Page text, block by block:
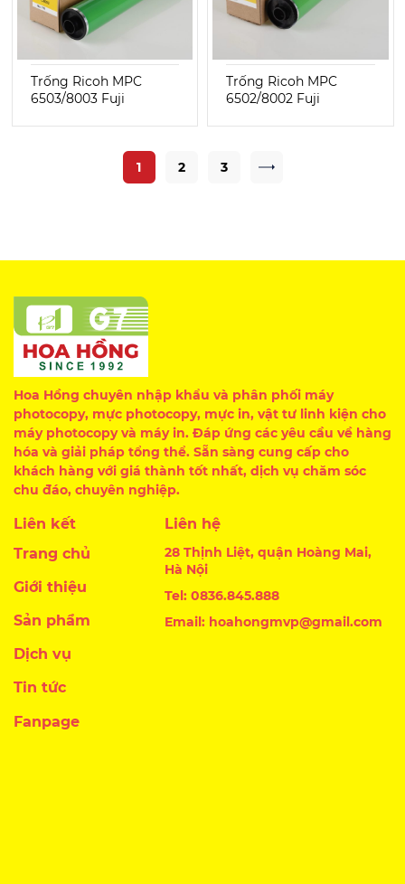
Trống Ricoh MPC
6503/8003 Fuji
Trống Ricoh MPC
6502/8002 Fuji
1 2 3
Hoa Hồng chuyên nhập khẩu và phân phối máy
photocopy, mực photocopy, mực in, vật tư linh kiện cho
máy photocopy và máy in. Đáp ứng các yêu cầu về hàng
hóa và giải pháp tổng thể. Sẵn sàng cung cấp cho
khách hàng với giá thành tốt nhất, dịch vụ chăm sóc
chu đáo, chuyên nghiệp.
Liên kết
Trang chủ
Giới thiệu
Sản phẩm
Dịch vụ
Tin tức
Liên hệ
28 Thịnh Liệt, quận Hoàng Mai,
Hà Nội
Tel: 0836.845.888
Email: hoahongmvp@gmail.com
Fanpage